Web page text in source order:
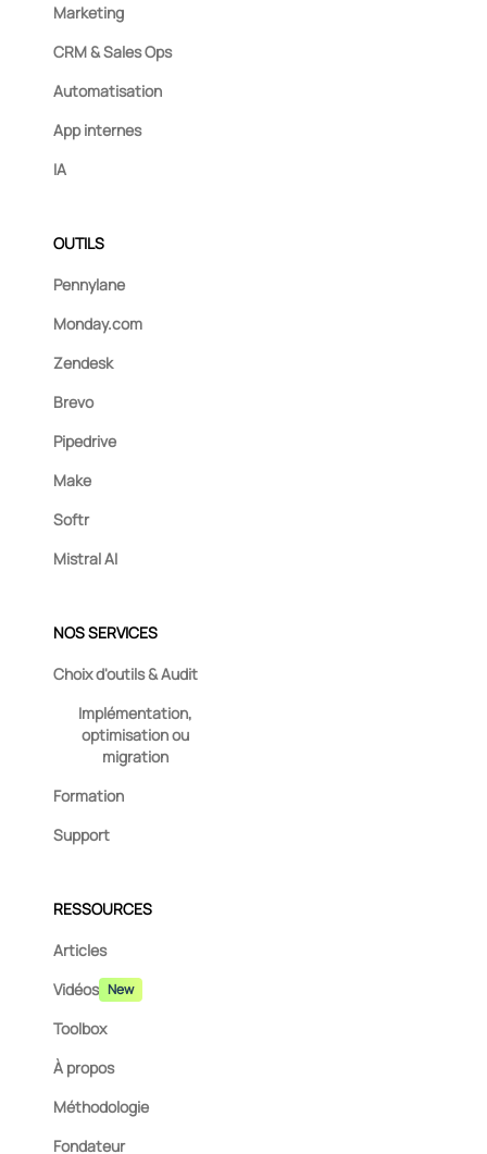
Marketing
CRM & Sales Ops
Automatisation
App internes
IA
OUTILS
Pennylane
Monday.com
Zendesk
Brevo
Pipedrive
Make
Softr
Mistral AI
NOS SERVICES
Choix d'outils & Audit
Implémentation,
optimisation ou
migration
Formation
Support
RESSOURCES
Articles
Vidéos New
Toolbox
À propos
Méthodologie
Fondateur